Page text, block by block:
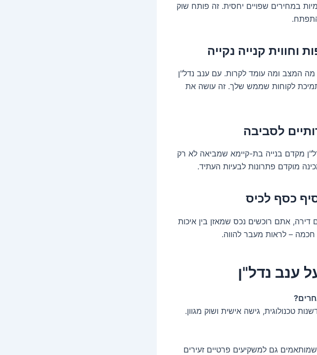
במחירים שפויים יחסית. זה פותח שוק
המצב ומה עומד לקרות. עם ענב נדל"ן
ותמיכת לקוחות שממש שלך. זה עושה את
מקדם בנייה בת-קיימא שמביאה לא רק
מוקדם פתרונות לבעיות העתיד.
אתם רוכשים נכס שמאזן בין איכות
– לראות מעבר להווה.
טכנולוגית, גישה אישית ושוק מגוון.
גם למשקיעים פרטיים זעירים